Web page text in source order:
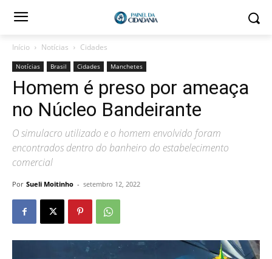
Início Notícias Cidades
Notícias Brasil Cidades Manchetes
Homem é preso por ameaça
no Núcleo Bandeirante
O simulacro utilizado e o homem envolvido foram
encontrados dentro do banheiro do estabelecimento
comercial
Por Sueli Moitinho - setembro 12, 2022